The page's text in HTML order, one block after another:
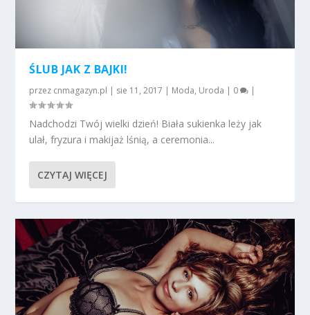
ŚLUB JAK Z BAJKI!
przez cnmagazyn.pl | sie 11, 2017 | Moda, Uroda | 0 |
Nadchodzi Twój wielki dzień! Biała sukienka leży jak
ulał, fryzura i makijaż lśnią, a ceremonia...
CZYTAJ WIĘCEJ